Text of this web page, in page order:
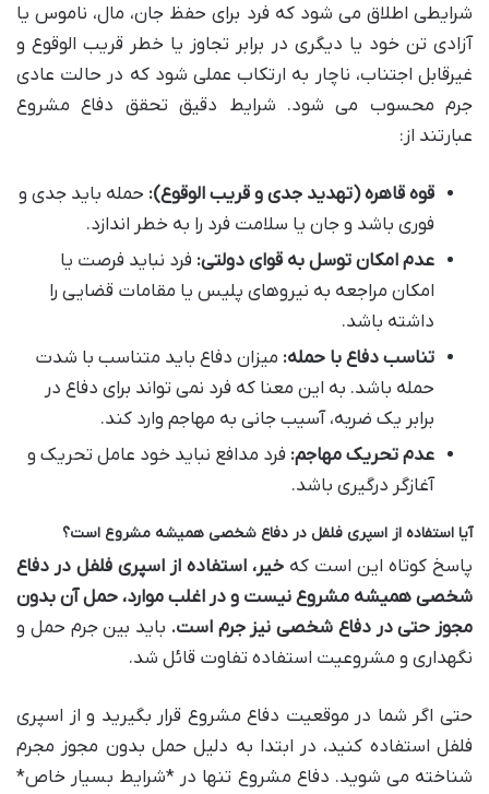
شرایطی اطلاق می شود که فرد برای حفظ جان، مال، ناموس یا
آزادی تن خود یا دیگری در برابر تجاوز یا خطر قریب الوقوع و
غیرقابل اجتناب، ناچار به ارتکاب عملی شود که در حالت عادی
جرم محسوب می شود. شرایط دقیق تحقق دفاع مشروع
عبارتند از:
قوه قاهره (تهدید جدی و قریب الوقوع): حمله باید جدی و
فوری باشد و جان یا سلامت فرد را به خطر اندازد.
عدم امکان توسل به قوای دولتی: فرد نباید فرصت یا
امکان مراجعه به نیروهای پلیس یا مقامات قضایی را
داشته باشد.
تناسب دفاع با حمله: میزان دفاع باید متناسب با شدت
حمله باشد. به این معنا که فرد نمی تواند برای دفاع در
برابر یک ضربه، آسیب جانی به مهاجم وارد کند.
عدم تحریک مهاجم: فرد مدافع نباید خود عامل تحریک و
آغازگر درگیری باشد.
آیا استفاده از اسپری فلفل در دفاع شخصی همیشه مشروع است؟
پاسخ کوتاه این است که خیر، استفاده از اسپری فلفل در دفاع
شخصی همیشه مشروع نیست و در اغلب موارد، حمل آن بدون
مجوز حتی در دفاع شخصی نیز جرم است. باید بین جرم حمل و
نگهداری و مشروعیت استفاده تفاوت قائل شد.
حتی اگر شما در موقعیت دفاع مشروع قرار بگیرید و از اسپری
فلفل استفاده کنید، در ابتدا به دلیل حمل بدون مجوز مجرم
شناخته می شوید. دفاع مشروع تنها در *شرایط بسیار خاص*